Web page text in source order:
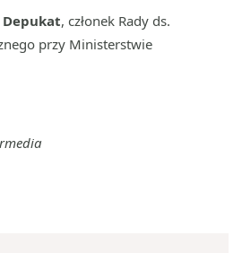
Depukat, członek Rady ds.
przy Ministerstwie